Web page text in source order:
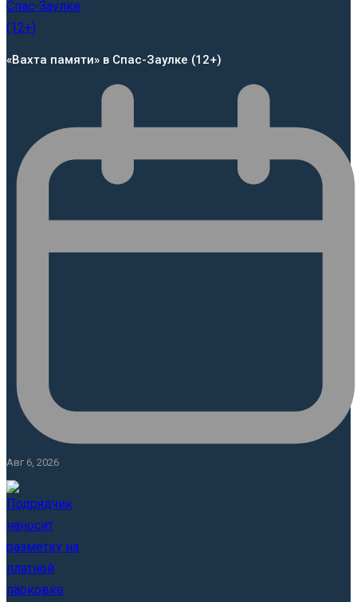
«Вахта памяти» в Спас-Заулке (12+)
Авг 6, 2026